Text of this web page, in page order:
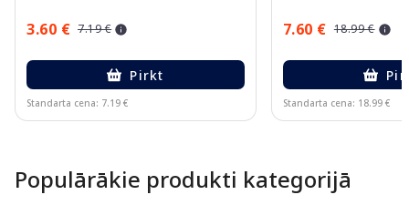
3.60 € 7.19 €
Pirkt
Standarta cena: 7.19 €
7.60 € 18.99 €
Standarta cena: 18.99 €
Populārākie produkti kategorijā